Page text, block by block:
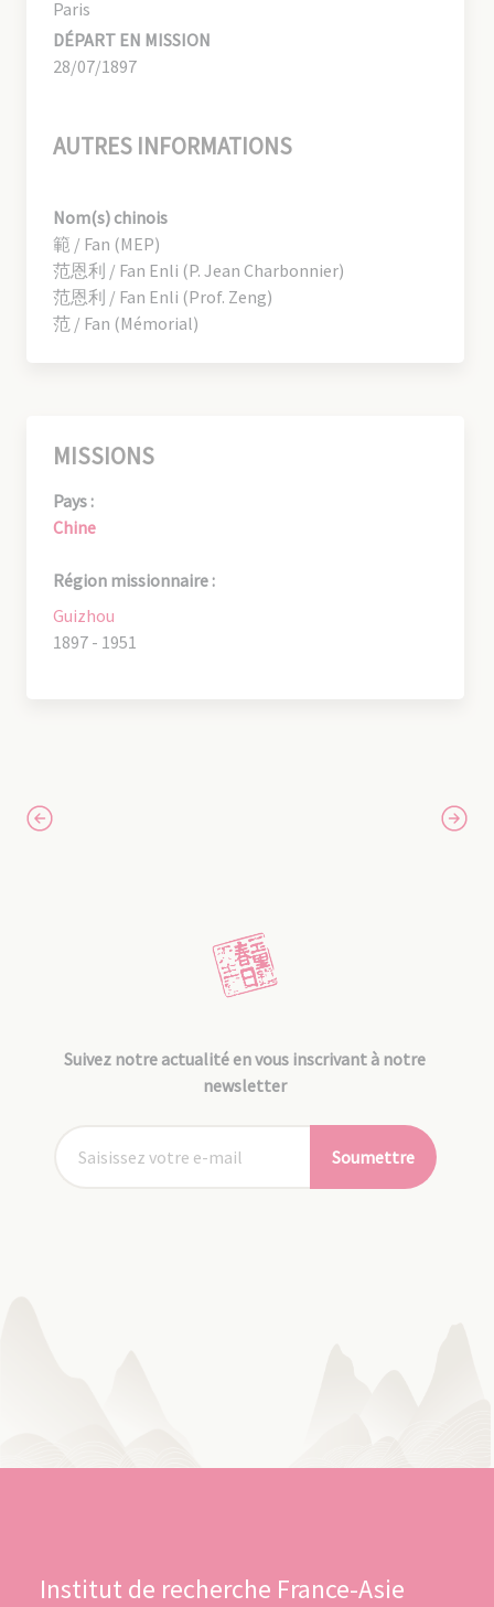
Paris
DÉPART EN MISSION
28/07/1897
AUTRES INFORMATIONS
Nom(s) chinois
範 / Fan (MEP)
范恩利 / Fan Enli (P. Jean Charbonnier)
范恩利 / Fan Enli (Prof. Zeng)
范 / Fan (Mémorial)
MISSIONS
Pays :
Chine
Région missionnaire :
Guizhou
1897 - 1951
Suivez notre actualité en vous inscrivant à notre
newsletter
Soumettre
Institut de recherche France-Asie